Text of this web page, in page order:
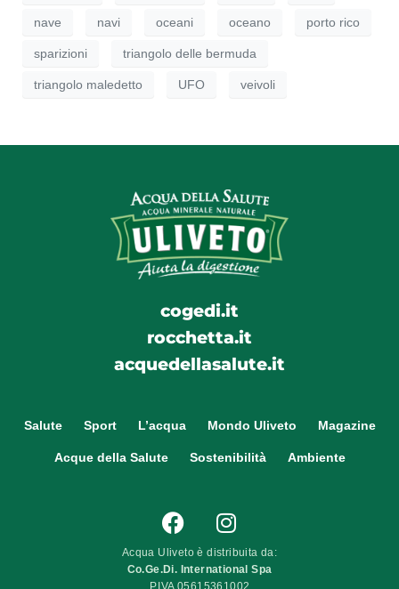
nave navi oceani oceano porto rico
sparizioni triangolo delle bermuda
triangolo maledetto UFO veivoli
cogedi.it
rocchetta.it
acquedellasalute.it
Salute Sport L’acqua Mondo Uliveto Magazine
Acque della Salute Sostenibilità Ambiente
Acqua Uliveto è distribuita da:
Co.Ge.Di. International Spa
P.IVA 05615361002